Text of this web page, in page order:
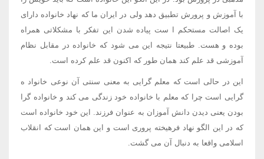
با آموزش و پرورش تطبیق دهد ولی در ایران ما که نهاد خانواده دارای
یک اصالت مستحکم ا ست پیاده شدن این تفکر با مشکلاتی همراه
بوده و هست. طبیعتا نتیجه این می شود که خانواده در مقابل نظام
آموزشی قد علم کند همان طور که اکنون قد علم کرده است.
این در حالی است که معلم گرایی به معنی سنتی آن نوعی خانواد ه
گرایی است چرا که معلم با خانواده خود زندگی می کند و خانواده گرا
بودن یعنی دیدن دانش آموزان به عنوان فرزند. این خود خانواده است
که در این الگو نهاد فرهیخته پروری است و این همان است که انقلاب
اسلامی واقعا به دنبال آن می گشت.